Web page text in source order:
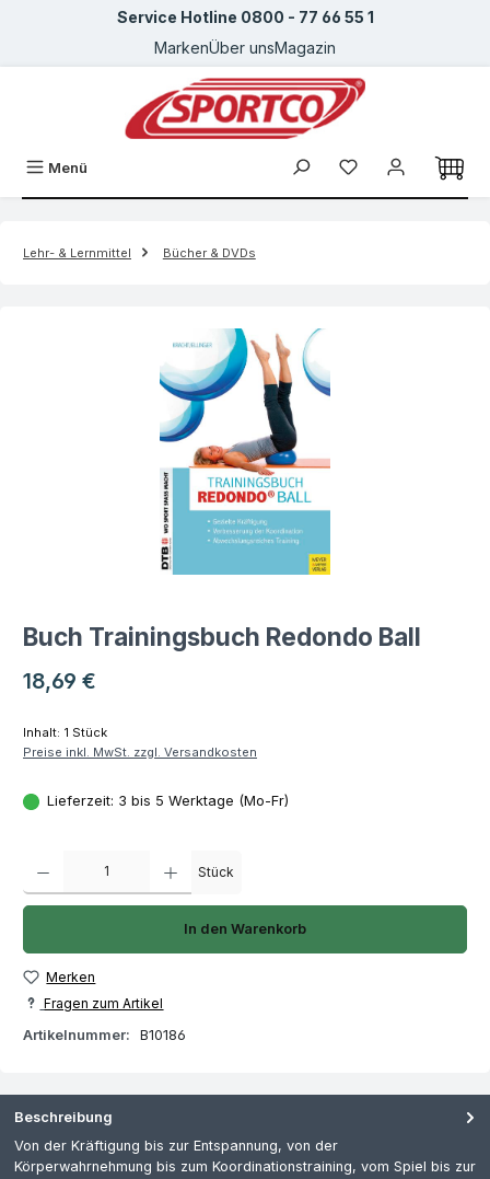
Zum Hauptinhalt springenService Hotline 0800 - 77 66 55 1
MarkenÜber unsMagazin
Menü
Lehr- & Lernmittel Bücher & DVDs
Buch Trainingsbuch Redondo Ball
Regulärer Preis:
18,69 €
Inhalt: 1 Stück
Preise inkl. MwSt. zzgl. Versandkosten
Lieferzeit: 3 bis 5 Werktage (Mo-Fr)
Stück
In den Warenkorb
Merken
Fragen zum Artikel
Artikelnummer:
B10186
Beschreibung
Von der Kräftigung bis zur Entspannung, von der
Körperwahrnehmung bis zum Koordinationstraining, vom Spiel bis zur